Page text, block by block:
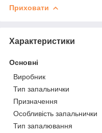
Приховати
Характеристики
Основні
Виробник
Тип запальнички
Призначення
Особливість запальнички
Тип запалювання